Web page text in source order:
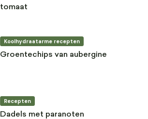
tomaat
Koolhydraatarme recepten
Groentechips van aubergine
Recepten
Dadels met paranoten